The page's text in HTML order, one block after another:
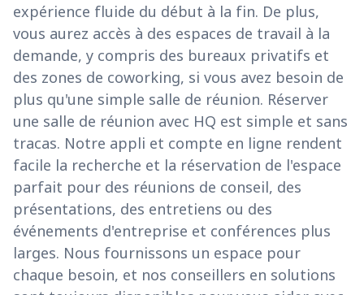
expérience fluide du début à la fin. De plus,
vous aurez accès à des espaces de travail à la
demande, y compris des bureaux privatifs et
des zones de coworking, si vous avez besoin de
plus qu'une simple salle de réunion. Réserver
une salle de réunion avec HQ est simple et sans
tracas. Notre appli et compte en ligne rendent
facile la recherche et la réservation de l'espace
parfait pour des réunions de conseil, des
présentations, des entretiens ou des
événements d'entreprise et conférences plus
larges. Nous fournissons un espace pour
chaque besoin, et nos conseillers en solutions